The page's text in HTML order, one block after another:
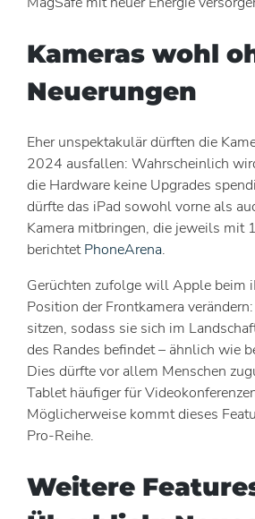
Kameras wohl
Neuerungen
Eher unspektakulär dürften die
2024 ausfallen: Wahrscheinlich
die Hardware keine Upgrades
dürfte das iPad sowohl vorne als
Kamera mitbringen, die jeweils mit
berichtetPhoneArena.
Gerüchten zufolge will Apple beim
Position der Frontkamera
sitzen, sodass sie sich im
des Randes befindet – ähnlich wie
Dies dürfte vor allem Menschen
Tablet häufiger für
Möglicherweise kommt dieses
Pro-Reihe.
Weitere